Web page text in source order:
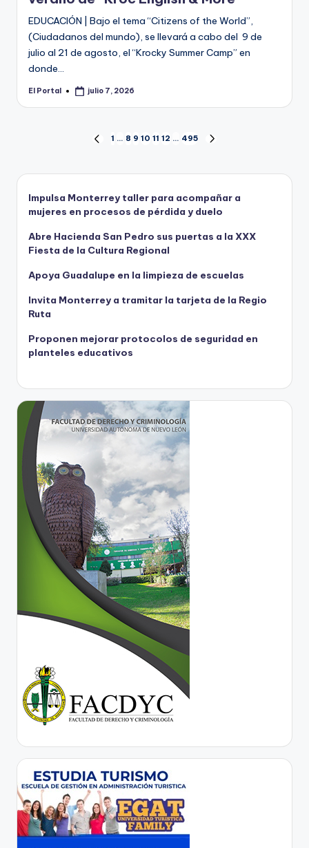
EDUCACIÓN | Bajo el tema “Citizens of the World”,
(Ciudadanos del mundo), se llevará a cabo del 9 de
julio al 21 de agosto, el “Krocky Summer Camp” en
donde…
Publicado
El Portal julio 7, 2026
Paginación
de
entradas
PÁGINA
1 … 8 9 10 11 12 … 495
Impulsa Monterrey taller para acompañar a
mujeres en procesos de pérdida y duelo
Abre Hacienda San Pedro sus puertas a la XXX
Fiesta de la Cultura Regional
Apoya Guadalupe en la limpieza de escuelas
Invita Monterrey a tramitar la tarjeta de la Regio
Ruta
Proponen mejorar protocolos de seguridad en
planteles educativos